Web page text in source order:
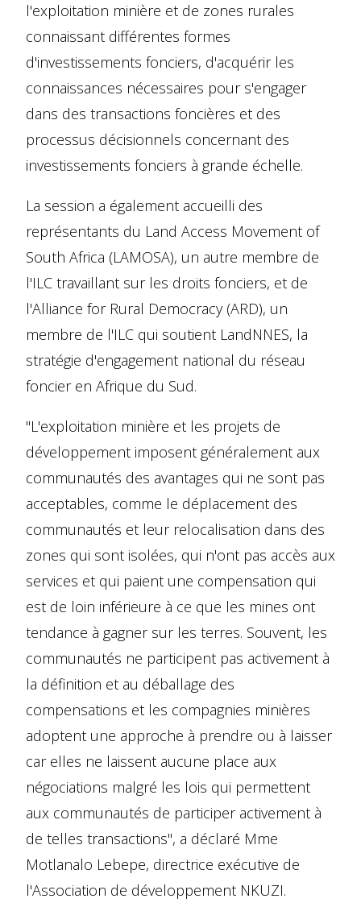
l'exploitation minière et de zones rurales
connaissant différentes formes
d'investissements fonciers, d'acquérir les
connaissances nécessaires pour s'engager
dans des transactions foncières et des
processus décisionnels concernant des
investissements fonciers à grande échelle.
La session a également accueilli des
représentants du Land Access Movement of
South Africa (LAMOSA), un autre membre de
l'ILC travaillant sur les droits fonciers, et de
l'Alliance for Rural Democracy (ARD), un
membre de l'ILC qui soutient LandNNES, la
stratégie d'engagement national du réseau
foncier en Afrique du Sud.
"L'exploitation minière et les projets de
développement imposent généralement aux
communautés des avantages qui ne sont pas
acceptables, comme le déplacement des
communautés et leur relocalisation dans des
zones qui sont isolées, qui n'ont pas accès aux
services et qui paient une compensation qui
est de loin inférieure à ce que les mines ont
tendance à gagner sur les terres. Souvent, les
communautés ne participent pas activement à
la définition et au déballage des
compensations et les compagnies minières
adoptent une approche à prendre ou à laisser
car elles ne laissent aucune place aux
négociations malgré les lois qui permettent
aux communautés de participer activement à
de telles transactions", a déclaré Mme
Motlanalo Lebepe, directrice exécutive de
l'Association de développement NKUZI.